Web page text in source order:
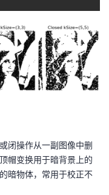
闭操作从一副图像中删
帽变换用于暗背景上的
暗物体，常用于校正不